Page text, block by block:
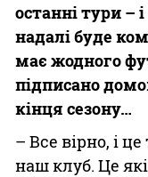
останні тури –
надалі буде
має жодного
підписано
кінця сезону…
– Все вірно, і
наш клуб. Це